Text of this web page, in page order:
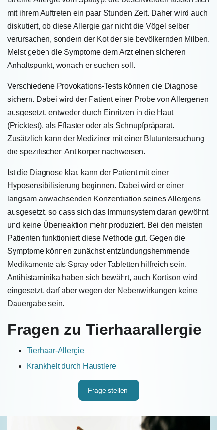
mit ihrem Auftreten ein paar Stunden Zeit. Daher wird auch
diskutiert, ob diese Allergie gar nicht die Vögel selber
verursachen, sondern der Kot der sie bevölkernden Milben.
Meist geben die Symptome dem Arzt einen sicheren
Anhaltspunkt, wonach er suchen soll.
Verschiedene Provokations-Tests können die Diagnose
sichern. Dabei wird der Patient einer Probe von Allergenen
ausgesetzt, entweder durch Einritzen in die Haut
(Pricktest), als Pflaster oder als Schnupfpräparat.
Zusätzlich kann der Mediziner mit einer Blutuntersuchung
die spezifischen Antikörper nachweisen.
Ist die Diagnose klar, kann der Patient mit einer
Hyposensibilisierung beginnen. Dabei wird er einer
langsam anwachsenden Konzentration seines Allergens
ausgesetzt, so dass sich das Immunsystem daran gewöhnt
und keine Überreaktion mehr produziert. Bei den meisten
Patienten funktioniert diese Methode gut. Gegen die
Symptome können zunächst entzündungshemmende
Medikamente als Spray oder Tabletten hilfreich sein.
Antihistaminika haben sich bewährt, auch Kortison wird
eingesetzt, darf aber wegen der Nebenwirkungen keine
Dauergabe sein.
Fragen zu Tierhaarallergie
Tierhaar-Allergie
Krankheit durch Haustiere
Frage stellen